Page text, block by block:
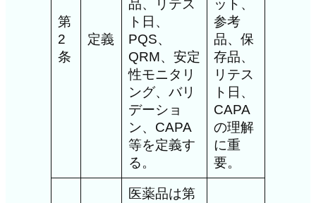
第
2
条
定義
品、リテス
ト日、
PQS、
QRM、安定
性モニタリ
ング、バリ
デーショ
ン、CAPA
等を定義す
る。
ット、
参考
品、保
存品、
リテス
ト日、
CAPA
の理解
に重
要。
医薬品は第